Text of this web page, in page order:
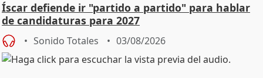
Íscar defiende ir "partido a partido" para hablar
de candidaturas para 2027
Sonido Totales 03/08/2026